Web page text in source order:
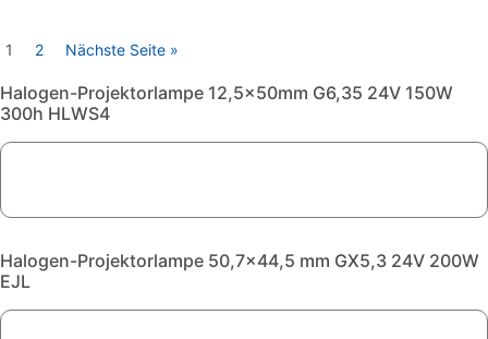
1 2 Nächste Seite »
Halogen-Projektorlampe 12,5x50mm G6,35 24V 150W
300h HLWS4
Halogen-Projektorlampe 50,7x44,5 mm GX5,3 24V 200W
EJL